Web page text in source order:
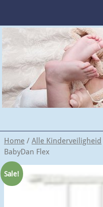
Home / Alle Kinderveiligheid
BabyDan Flex
Sale!